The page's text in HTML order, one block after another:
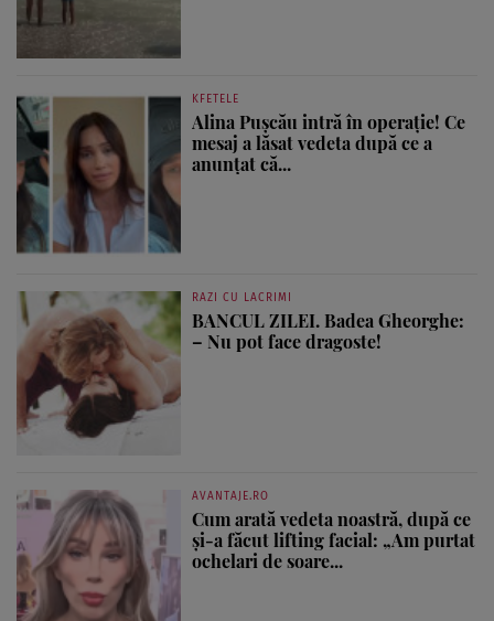
KFETELE
Alina Pușcău intră în operație! Ce
mesaj a lăsat vedeta după ce a
anunțat că...
RAZI CU LACRIMI
BANCUL ZILEI. Badea Gheorghe:
– Nu pot face dragoste!
AVANTAJE.RO
Cum arată vedeta noastră, după ce
și-a făcut lifting facial: „Am purtat
ochelari de soare...